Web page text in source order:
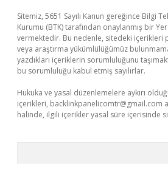
Sitemiz, 5651 Sayılı Kanun gereğince Bilgi
Kurumu (BTK) tarafından onaylanmış bir
vermektedir. Bu nedenle, sitedeki içerikleri
veya araştırma yükümlülüğümüz
yazdıkları içeriklerin sorumluluğunu
bu sorumluluğu kabul etmiş sayılırlar.
Hukuka ve yasal düzenlemelere aykırı
içerikleri, backlinkpanelicomtr@gmail.com
halinde, ilgili içerikler yasal süre içerisinde